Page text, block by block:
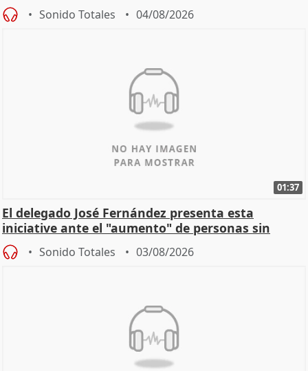
Sonido Totales 04/08/2026
01:37
El delegado José Fernández presenta esta
iniciative ante el "aumento" de personas sin
hogar en Madri
Sonido Totales 03/08/2026